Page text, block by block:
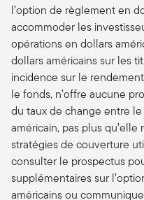
l’option de règlement en
accommoder les
opérations en dollars
dollars américains sur les
incidence sur le
le fonds, n’offre aucune
du taux de change entre
américain, pas plus
stratégies de couverture
consulter le prospectus
supplémentaires sur
américains ou